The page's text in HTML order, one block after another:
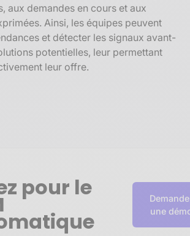
aux demandes en cours et aux
Ainsi, les équipes peuvent
et détecter les signaux avant-
potentielles, leur permettant
leur offre.
pour le
une